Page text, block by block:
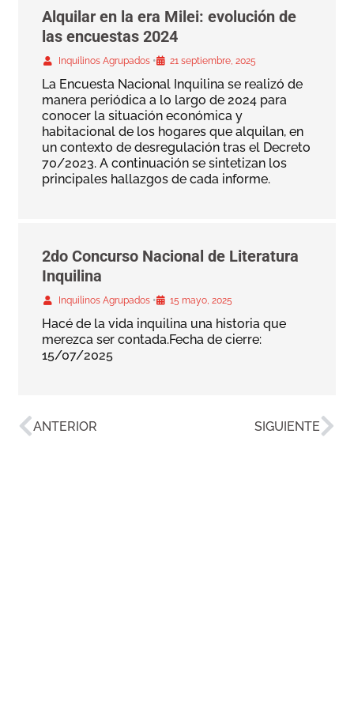
Alquilar en la era Milei: evolución de
las encuestas 2024
Inquilinos Agrupados • 21 septiembre, 2025
La Encuesta Nacional Inquilina se realizó de
manera periódica a lo largo de 2024 para
conocer la situación económica y
habitacional de los hogares que alquilan, en
un contexto de desregulación tras el Decreto
70/2023. A continuación se sintetizan los
principales hallazgos de cada informe.
2do Concurso Nacional de Literatura
Inquilina
Inquilinos Agrupados • 15 mayo, 2025
Hacé de la vida inquilina una historia que
merezca ser contada.Fecha de cierre:
15/07/2025
ANTERIOR SIGUIENTE